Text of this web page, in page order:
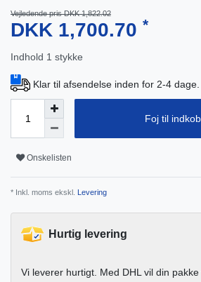
Vejledende pris DKK 1,822.02
DKK 1,700.70 *
Indhold 1 stykke
Klar til afsendelse inden for 2-4 dage.
Foj til
Onskelisten
* Inkl. moms ekskl. Levering
Hurtig levering
Vi leverer hurtigt. Med DHL vil din